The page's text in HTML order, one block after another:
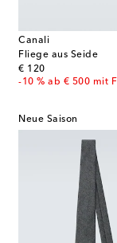
Canali
Fliege aus Seide
€ 120
original price
-10 % ab € 500 mit
Neue Saison